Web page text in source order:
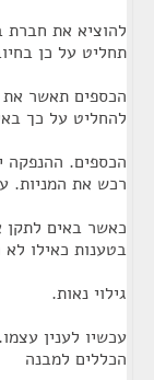
תחליט על כן
הכספים תאשר
להחליט על כך
הכספים. ההנפקה
רכש את המניות.
כאשר באים לתקן
בטענות כאילו לא
גילוי נאות.
עכשיו לענין
הכללים למבנה